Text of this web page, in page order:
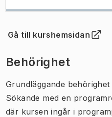
Gå till kurshemsidan
(Öppnas i ny flik)
Behörighet
Grundläggande
Sökande med en
där kursen ingår i